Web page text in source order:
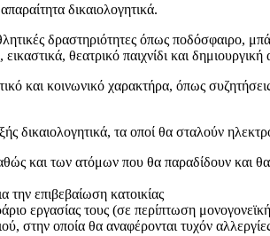
δικαιολογητικά.
δραστηριότητες όπως ποδόσφαιρο,
θεατρικό παιχνίδι και
και κοινωνικό χαρακτήρα, όπως
δικαιολογητικά, τα οποί θα σταλούν
και των ατόμων που θα παραδίδουν και
επιβεβαίωση κατοικίας
εργασίας τους (σε περίπτωση
στην οποία θα αναφέρονται τυχόν